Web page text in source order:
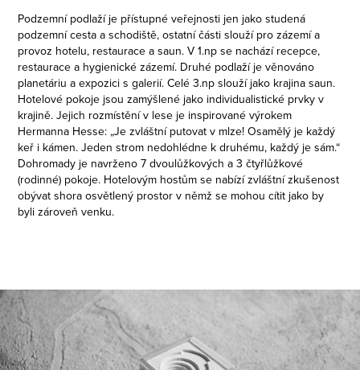
Podzemní podlaží je přístupné veřejnosti jen jako studená
podzemní cesta a schodiště, ostatní části slouží pro zázemí a
provoz hotelu, restaurace a saun. V 1.np se nachází recepce,
restaurace a hygienické zázemí. Druhé podlaží je věnováno
planetáriu a expozici s galerií. Celé 3.np slouží jako krajina saun.
Hotelové pokoje jsou zamýšlené jako individualistické prvky v
krajině. Jejich rozmístění v lese je inspirované výrokem
Hermanna Hesse: „Je zvláštní putovat v mlze! Osamělý je každý
keř i kámen. Jeden strom nedohlédne k druhému, každý je sám.“
Dohromady je navrženo 7 dvoulůžkových a 3 čtyřlůžkové
(rodinné) pokoje. Hotelovým hostům se nabízí zvláštní zkušenost
obývat shora osvětlený prostor v němž se mohou cítit jako by
byli zároveň venku.